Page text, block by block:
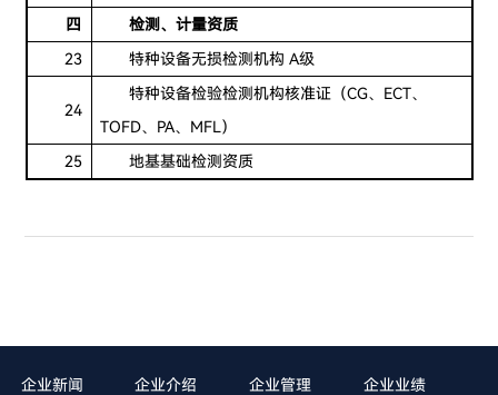
四
检测、计量资质
23
特种设备无损检测机构 A级
24
特种设备检验检测机构核准证（CG、ECT、
TOFD、PA、MFL）
25
地基基础检测资质
企业新闻 企业介绍 企业管理 企业业绩